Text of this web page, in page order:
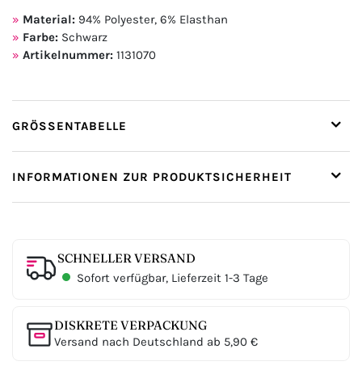
Material: 94% Polyester, 6% Elasthan
Farbe: Schwarz
Artikelnummer: 1131070
GRÖSSENTABELLE
INFORMATIONEN ZUR PRODUKTSICHERHEIT
SCHNELLER VERSAND
Sofort verfügbar, Lieferzeit 1-3 Tage
DISKRETE VERPACKUNG
Versand nach Deutschland ab 5,90 €